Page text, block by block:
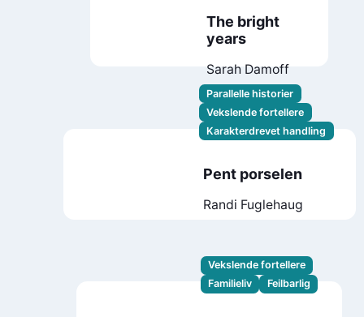
The bright
years
Sarah Damoff
Parallelle historier
Vekslende fortellere
Karakterdrevet handling
Pent porselen
Randi Fuglehaug
Vekslende fortellere
Familieliv
Feilbarlig